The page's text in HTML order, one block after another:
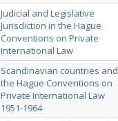
Judicial and Legislative
Jurisdiction in the Hague
Conventions on Private
International Law
Scandinavian countries and
the Hague Conventions on
Private International Law
1951-1964